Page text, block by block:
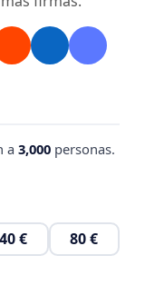
a 3,000 personas.
40 € 80 €